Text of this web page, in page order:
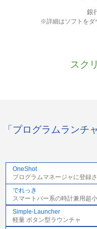
銀
※詳細はソフトをダ
スク
「プログラムランチ
OneShot
プログラムマネージャに登録
でれっき
スマートバー系の時計兼用超
Simple-Launcher
軽量 ボタン型ラウンチャ